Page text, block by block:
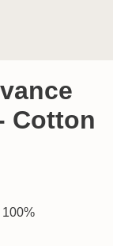
Cotton
100%